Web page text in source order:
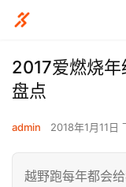
2017爱燃烧
盘点
admin 2018年1月11日
越野跑每年都会